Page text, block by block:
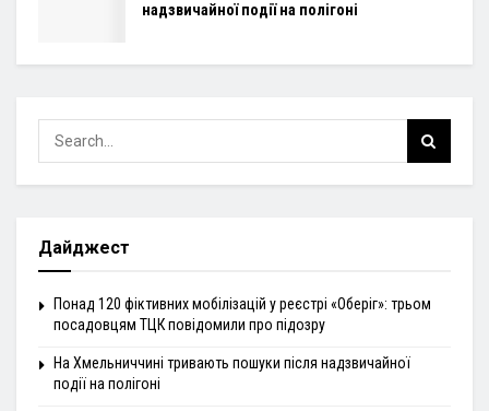
надзвичайної події на полігоні
Дайджест
Понад 120 фіктивних мобілізацій у реєстрі «Оберіг»: трьом
посадовцям ТЦК повідомили про підозру
На Хмельниччині тривають пошуки після надзвичайної
події на полігоні